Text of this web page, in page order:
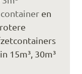
container en
15m³, 30m³